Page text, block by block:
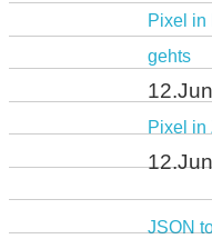
Pixel in
gehts
Pixel in
JSON